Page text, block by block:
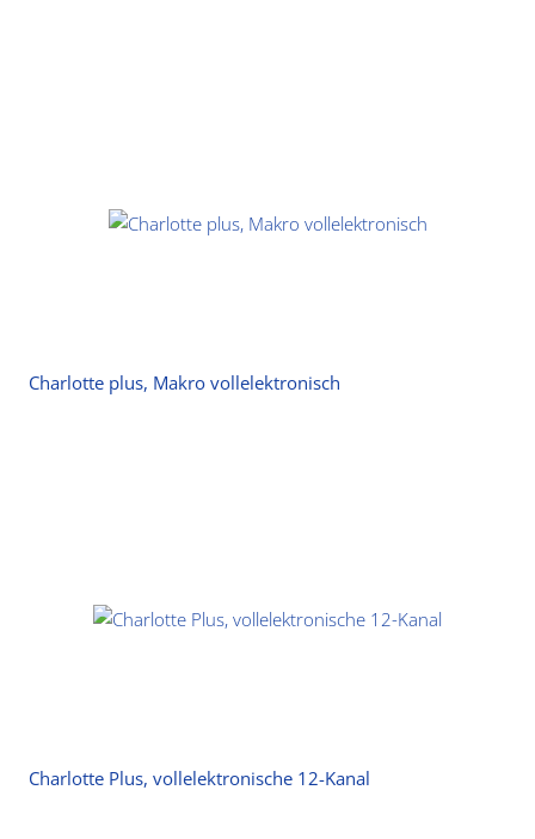
Charlotte plus, Makro vollelektronisch
Charlotte Plus, vollelektronische 12-Kanal